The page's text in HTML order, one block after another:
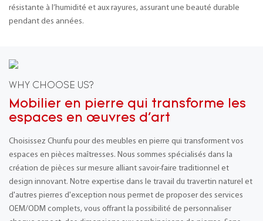
résistante à l’humidité et aux rayures, assurant une beauté durable
pendant des années.
WHY CHOOSE US?
Mobilier en pierre qui transforme les
espaces en œuvres d'art
Choisissez Chunfu pour des meubles en pierre qui transforment vos
espaces en pièces maîtresses. Nous sommes spécialisés dans la
création de pièces sur mesure alliant savoir-faire traditionnel et
design innovant. Notre expertise dans le travail du travertin naturel et
d'autres pierres d'exception nous permet de proposer des services
OEM/ODM complets, vous offrant la possibilité de personnaliser